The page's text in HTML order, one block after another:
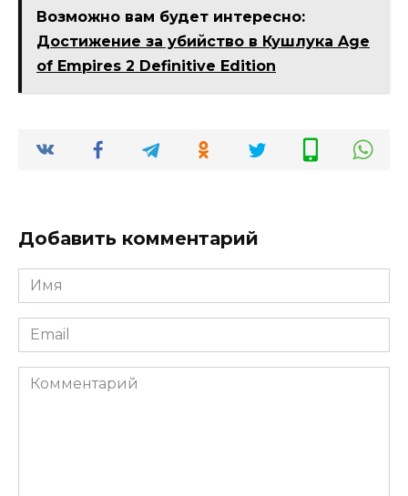
Возможно вам будет интересно:
Достижение за убийство в Кушлука Age
of Empires 2 Definitive Edition
Добавить комментарий
Имя
*
Email
*
Комментарий